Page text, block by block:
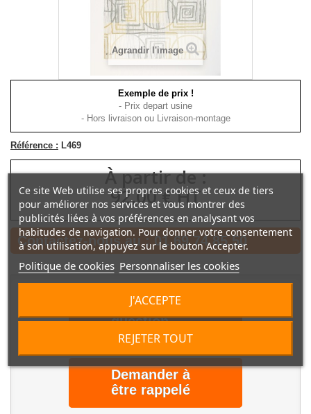
Agrandir l'image
Exemple de prix !
- Prix depart usine
- Hors livraison ou Livraison-montage
Référence : L469
À partir de :
92,00 € HT
Contactez-nous au :01 69 74 85 50
Poser une
question
Demander à
être rappelé
Ce site Web utilise ses propres cookies et ceux de tiers
pour améliorer nos services et vous montrer des
publicités liées à vos préférences en analysant vos
habitudes de navigation. Pour donner votre consentement
à son utilisation, appuyez sur le bouton Accepter.
Politique de cookies Personnaliser les cookies
REJETER TOUT
J'ACCEPTE